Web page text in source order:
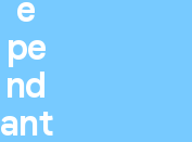
e
pe
nd
ant